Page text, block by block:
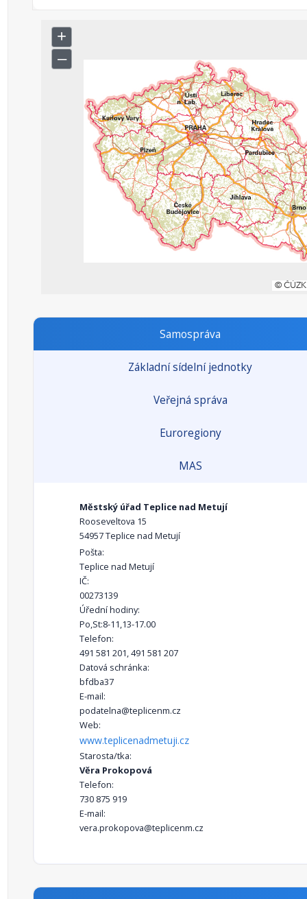
Samospráva
Základní sídelní jednotky
Veřejná správa
Euroregiony
MAS
Městský úřad Teplice nad Metují
Rooseveltova 15
54957 Teplice nad Metují
Pošta:
Teplice nad Metují
IČ:
00273139
Úřední hodiny:
Po,St:8-11,13-17.00
Telefon:
491 581 201, 491 581 207
Datová schránka:
bfdba37
E-mail:
podatelna@teplicenm.cz
Web:
www.teplicenadmetuji.cz
Starosta/tka:
Věra Prokopová
Telefon:
730 875 919
E-mail:
vera.prokopova@teplicenm.cz